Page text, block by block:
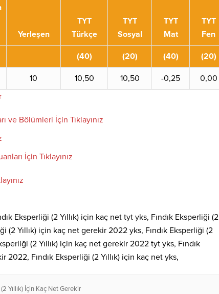
Yerleşen
TYT
Türkçe
TYT
Sosyal
TYT
Mat
TYT
Fen
(40) (20) (40) (20)
10 10,50 10,50 -0,25
0,00
ve Bölümleri İçin Tıklayınız
İçin Tıklayınız
Eksperliği (2 Yıllık) için kaç net tyt yks, Fındık Eksperliği (2
(2 Yıllık) için kaç net gerekir 2022 yks, Fındık Eksperliği (2
(2 Yıllık) için kaç net gerekir 2022 tyt yks, Fındık
2022, Fındık Eksperliği (2 Yıllık) için kaç net yks,
Yıllık) İçin Kaç Net Gerekir